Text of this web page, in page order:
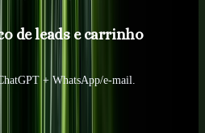
de leads e carrinho
+ WhatsApp/e-mail.